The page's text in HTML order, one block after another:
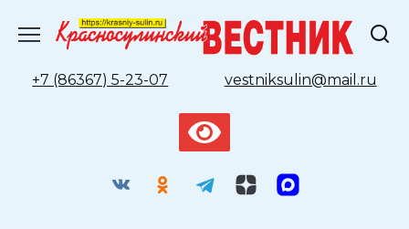
содержанию
+7 (86367) 5-23-07
vestniksulin@mail.ru